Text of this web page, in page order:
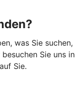
was Sie suchen,
Sie uns in
Sie.